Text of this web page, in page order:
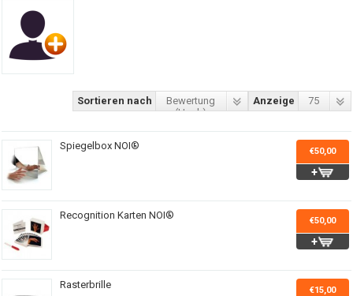
Anzeige 75
Sortieren nach
Bewertung
(Hoch)
Spiegelbox NOI® €50,00
Recognition Karten NOI® €50,00
Rasterbrille €15,00